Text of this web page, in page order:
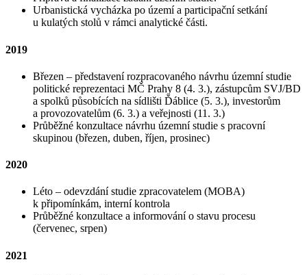
Urbanistická vycházka po území a participační setkání
u kulatých stolů v rámci analytické části.
2019
Březen – představení rozpracovaného návrhu územní studie
politické reprezentaci MČ Prahy 8 (4. 3.), zástupcům SVJ/BD
a spolků působících na sídlišti Ďáblice (5. 3.), investorům
a provozovatelům (6. 3.) a veřejnosti (11. 3.)
Průběžné konzultace návrhu územní studie s pracovní
skupinou (březen, duben, říjen, prosinec)
2020
Léto – odevzdání studie zpracovatelem (MOBA)
k připomínkám, interní kontrola
Průběžné konzultace a informování o stavu procesu
(červenec, srpen)
2021